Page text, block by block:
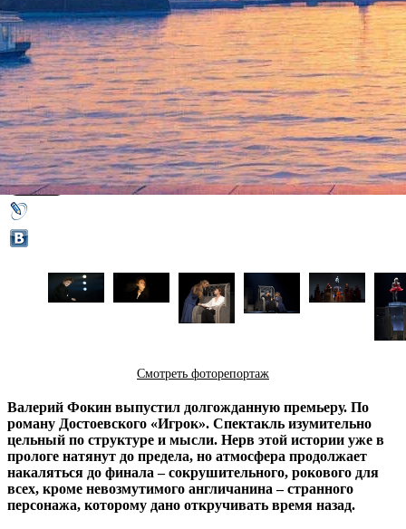
В круге первом: «Литурия
Zero» в Александринке
21 ноября 2012,21:15 Версия для печати
Смотреть фоторепортаж
Валерий Фокин выпустил долгожданную премьеру. По
роману Достоевского «Игрок». Спектакль изумительно
цельный по структуре и мысли. Нерв этой истории уже в
прологе натянут до предела, но атмосфера продолжает
накаляться до финала – сокрушительного, рокового для
всех, кроме невозмутимого англичанина – странного
персонажа, которому дано откручивать время назад.